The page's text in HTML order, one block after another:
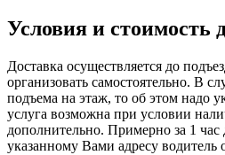
Условия и стоимость
Доставка осуществляется до
организовать самостоятельно. В
подъема на этаж, то об этом надо
услуга возможна при условии
дополнительно. Примерно за 1
указанному Вами адресу водитель